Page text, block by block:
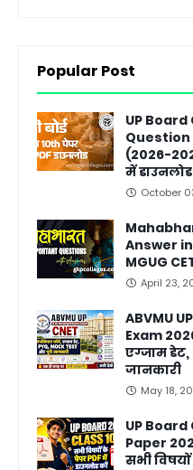
Popular Post
UP
Question
(2026-
में
October
Answer
MGUG
April 23,
ABVMU
Exam
एग्जाम
जानकारी
May 18,
UP
Paper
सभी